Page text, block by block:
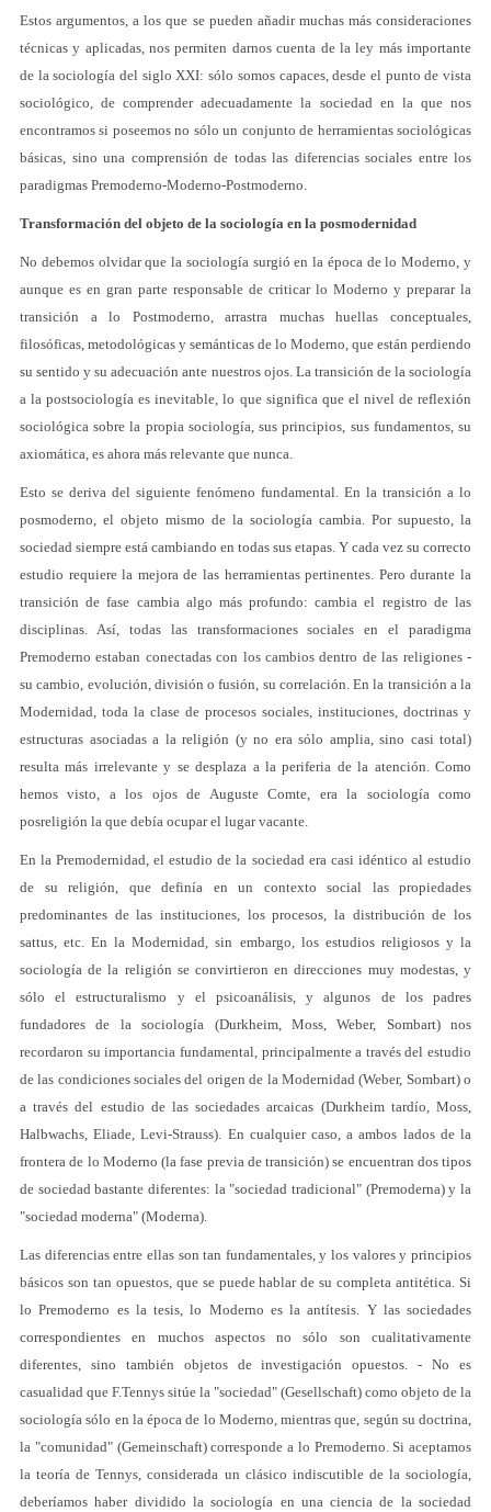
Estos argumentos, a los que se pueden añadir muchas más consideraciones
técnicas y aplicadas, nos permiten darnos cuenta de la ley más importante
de la sociología del siglo XXI: sólo somos capaces, desde el punto de vista
sociológico, de comprender adecuadamente la sociedad en la que nos
encontramos si poseemos no sólo un conjunto de herramientas sociológicas
básicas, sino una comprensión de todas las diferencias sociales entre los
paradigmas Premoderno-Moderno-Postmoderno.
Transformación del objeto de la sociología en la posmodernidad
No debemos olvidar que la sociología surgió en la época de lo Moderno, y
aunque es en gran parte responsable de criticar lo Moderno y preparar la
transición a lo Postmoderno, arrastra muchas huellas conceptuales,
filosóficas, metodológicas y semánticas de lo Moderno, que están perdiendo
su sentido y su adecuación ante nuestros ojos. La transición de la sociología
a la postsociología es inevitable, lo que significa que el nivel de reflexión
sociológica sobre la propia sociología, sus principios, sus fundamentos, su
axiomática, es ahora más relevante que nunca.
Esto se deriva del siguiente fenómeno fundamental. En la transición a lo
posmoderno, el objeto mismo de la sociología cambia. Por supuesto, la
sociedad siempre está cambiando en todas sus etapas. Y cada vez su correcto
estudio requiere la mejora de las herramientas pertinentes. Pero durante la
transición de fase cambia algo más profundo: cambia el registro de las
disciplinas. Así, todas las transformaciones sociales en el paradigma
Premoderno estaban conectadas con los cambios dentro de las religiones -
su cambio, evolución, división o fusión, su correlación. En la transición a la
Modernidad, toda la clase de procesos sociales, instituciones, doctrinas y
estructuras asociadas a la religión (y no era sólo amplia, sino casi total)
resulta más irrelevante y se desplaza a la periferia de la atención. Como
hemos visto, a los ojos de Auguste Comte, era la sociología como
posreligión la que debía ocupar el lugar vacante.
En la Premodernidad, el estudio de la sociedad era casi idéntico al estudio
de su religión, que definía en un contexto social las propiedades
predominantes de las instituciones, los procesos, la distribución de los
sattus, etc. En la Modernidad, sin embargo, los estudios religiosos y la
sociología de la religión se convirtieron en direcciones muy modestas, y
sólo el estructuralismo y el psicoanálisis, y algunos de los padres
fundadores de la sociología (Durkheim, Moss, Weber, Sombart) nos
recordaron su importancia fundamental, principalmente a través del estudio
de las condiciones sociales del origen de la Modernidad (Weber, Sombart) o
a través del estudio de las sociedades arcaicas (Durkheim tardío, Moss,
Halbwachs, Eliade, Levi-Strauss). En cualquier caso, a ambos lados de la
frontera de lo Moderno (la fase previa de transición) se encuentran dos tipos
de sociedad bastante diferentes: la "sociedad tradicional" (Premoderna) y la
"sociedad moderna" (Moderna).
Las diferencias entre ellas son tan fundamentales, y los valores y principios
básicos son tan opuestos, que se puede hablar de su completa antitética. Si
lo Premoderno es la tesis, lo Moderno es la antítesis. Y las sociedades
correspondientes en muchos aspectos no sólo son cualitativamente
diferentes, sino también objetos de investigación opuestos. - No es
casualidad que F.Tennys sitúe la "sociedad" (Gesellschaft) como objeto de la
sociología sólo en la época de lo Moderno, mientras que, según su doctrina,
la "comunidad" (Gemeinschaft) corresponde a lo Premoderno. Si aceptamos
la teoría de Tennys, considerada un clásico indiscutible de la sociología,
deberíamos haber dividido la sociología en una ciencia de la sociedad